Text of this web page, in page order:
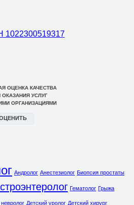
Андролог Анестезиолог Биопсия простаты
Гематолог Грыжа
Детский уролог Детский хирург